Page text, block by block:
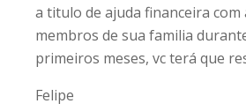
a titulo de ajuda financeira com
membros de sua familia
primeiros meses, vc terá que
Felipe